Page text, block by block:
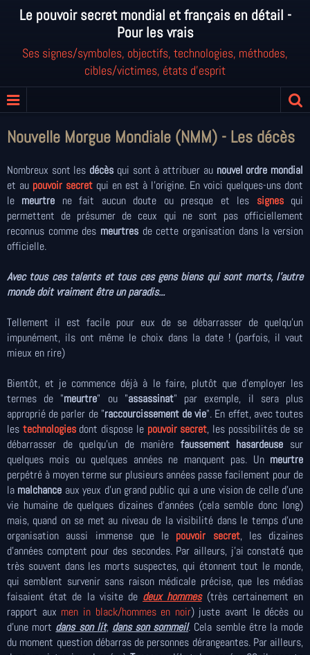
Le pouvoir secret mondial et français en détail -
Pour les vrais
Ses signes/symboles, objectifs, technologies, méthodes,
cibles/victimes, états d'esprit
Nouvelle Morgue Mondiale (NMM) - Les décès
Nombreux sont les décès qui sont à attribuer au nouvel ordre mondial
et au pouvoir secret qui en est à l'origine. En voici quelques-uns dont
le meurtre ne fait aucun doute ou presque et les signesqui
permettent de présumer de ceux qui ne sont pas officiellement
reconnus comme des meurtres de cette organisation dans la version
officielle.
Avec tous ces talents et tous ces gens biens qui sont morts, l'autre
monde doit vraiment être un paradis...
Tellement il est facile pour eux de se débarrasser de quelqu’un
impunément, ils ont même le choix dans la date ! (parfois, il vaut
mieux en rire)
Bientôt, et je commence déjà à le faire, plutôt que d'employer les
termes de "meurtre" ou "assassinat" par exemple, il sera plus
approprié de parler de "raccourcissement de vie". En effet, avec toutes
les technologiesdont dispose le pouvoir secret, les possibilités de se
débarrasser de quelqu'un de manière faussement hasardeuse sur
quelques mois ou quelques années ne manquent pas. Un meurtre
perpétré à moyen terme sur plusieurs années passe facilement pour de
la malchance aux yeux d'un grand public qui a une vision de celle d'une
vie humaine de quelques dizaines d'années (cela semble donc long)
mais, quand on se met au niveau de la visibilité dans le temps d'une
organisation aussi immense que le pouvoir secret, les dizaines
d'années comptent pour des secondes. Par ailleurs, j'ai constaté que
très souvent dans les morts suspectes, qui étonnent tout le monde,
qui semblent survenir sans raison médicale précise, que les médias
faisaient état de la visite de deux hommes(très certainement en
rapport aux men in black/hommes en noir) juste avant le décès ou
d'une mort dans son lit, dans son sommeil. Cela semble être la mode
du moment question débarras de personnes dérangeantes. Par ailleurs,